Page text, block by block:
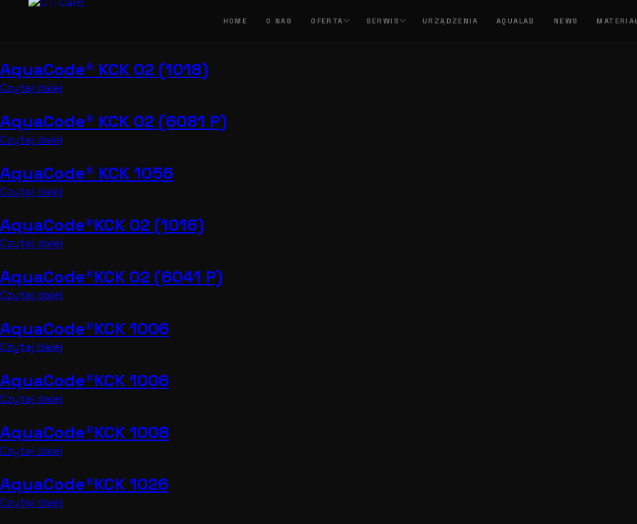
Przejdź
HOME O NAS OFERTA SERWIS URZĄDZENIA AQUALAB NEWS
AquaCode® KCK 02 (1018)
Czytaj dalej
AquaCode® KCK 02 (6081 P)
Czytaj dalej
AquaCode® KCK 1056
Czytaj dalej
AquaCode®KCK 02 (1016)
Czytaj dalej
AquaCode®KCK 02 (6041 P)
Czytaj dalej
AquaCode®KCK 1006
Czytaj dalej
AquaCode®KCK 1006
Czytaj dalej
AquaCode®KCK 1008
Czytaj dalej
AquaCode®KCK 1026
Czytaj dalej